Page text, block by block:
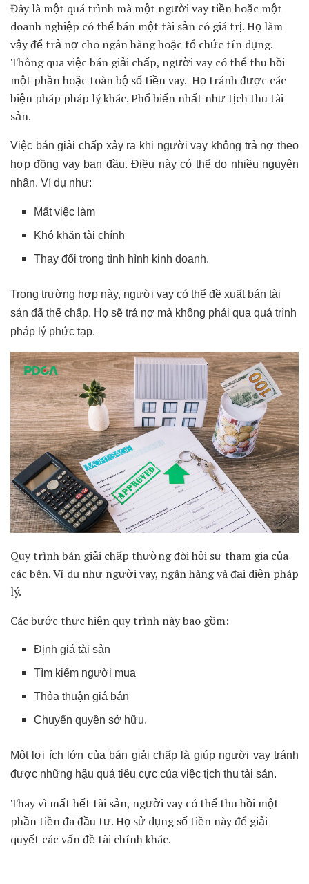
Đây là một quá trình mà một người vay tiền hoặc một
doanh nghiệp có thể bán một tài sản có giá trị. Họ làm
vậy để trả nợ cho ngân hàng hoặc tổ chức tín dụng.
Thông qua việc bán giải chấp, người vay có thể thu hồi
một phần hoặc toàn bộ số tiền vay. Họ tránh được các
biện pháp pháp lý khác. Phổ biến nhất như tịch thu tài
sản.
Việc bán giải chấp xảy ra khi người vay không trả nợ theo
hợp đồng vay ban đầu. Điều này có thể do nhiều nguyên
nhân. Ví dụ như:
Mất việc làm
Khó khăn tài chính
Thay đổi trong tình hình kinh doanh.
Trong trường hợp này, người vay có thể đề xuất bán tài
sản đã thế chấp. Họ sẽ trả nợ mà không phải qua quá trình
pháp lý phức tạp.
Quy trình bán giải chấp thường đòi hỏi sự tham gia của
các bên. Ví dụ như người vay, ngân hàng và đại diện pháp
lý.
Các bước thực hiện quy trình này bao gồm:
Định giá tài sản
Tìm kiếm người mua
Thỏa thuận giá bán
Chuyển quyền sở hữu.
Một lợi ích lớn của bán giải chấp là giúp người vay tránh
được những hậu quả tiêu cực của việc tịch thu tài sản.
Thay vì mất hết tài sản, người vay có thể thu hồi một
phần tiền đã đầu tư. Họ sử dụng số tiền này để giải
quyết các vấn đề tài chính khác.